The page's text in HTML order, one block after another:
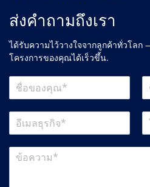
ส่งคำถามถึงเรา
ได้รับความไว้วางใจจากลูกค้าทั่วโลก
โครงการของคุณได้เร็วขึ้น.